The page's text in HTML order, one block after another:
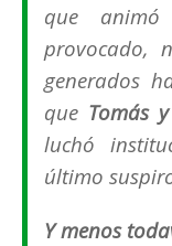
que
provocado,
generados
que Tomás
luchó
último
Y menos